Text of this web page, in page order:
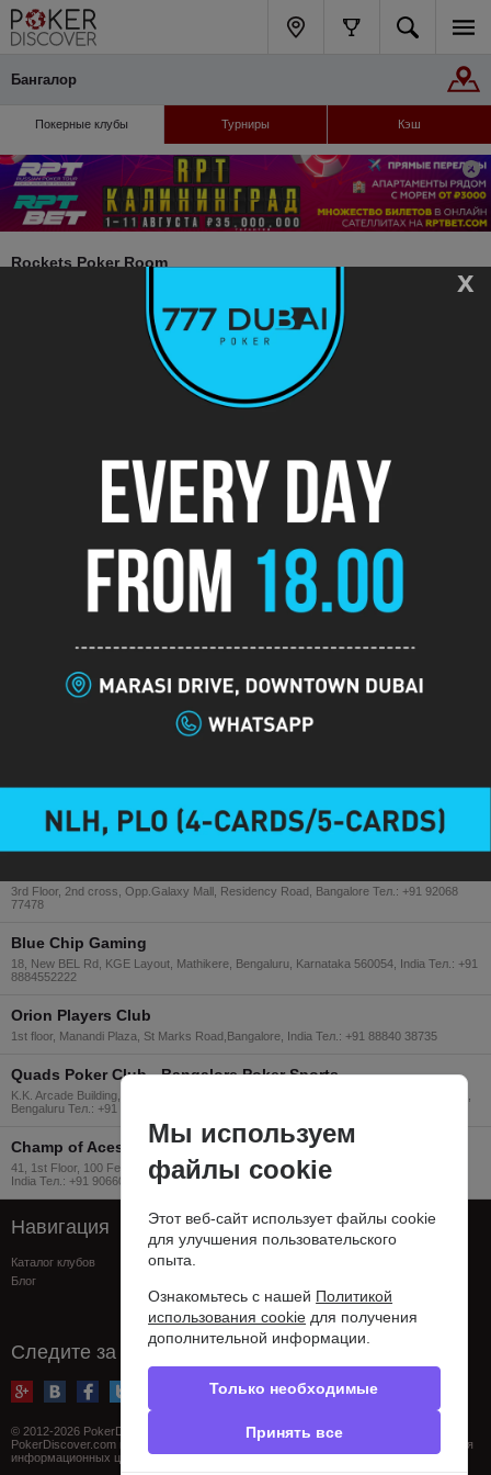
x
Бангалор
Покерные клубы Турниры Кэш
Rockets Poker Room
Kings & Queens Poker
981 1st A Cross, 80 Feet Main Road, opp. Andhra Bank, Koramangala 4 Block,,
Bangalore, Karnataka 560 Тел.: +91 95358 76516
Golden Aces Cards Room
73/1, Old Airport Road, Domlur, Opp Petrol Bunk, Bangalore, Karnataka 560071, India
Super Straddle Poker House
# 9 1st floor , 4th cross cmr road, H.R.B.R 2nd block, Bengaluru 560043 Тел.: + 91
99021 78186
1 отзыв
Gold Coast Poker Club Bangalore
#9 (old #11/1), 4th Main Rd, 1st cross , Bengaluru, Karnataka 560079, India Тел.: +91
9591789674
3rd Floor, 2nd cross, Opp.Galaxy Mall, Residency Road, Bangalore Тел.: +91 92068
77478
Blue Chip Gaming
18, New BEL Rd, KGE Layout, Mathikere, Bengaluru, Karnataka 560054, India Тел.: +91
8884552222
Orion Players Club
1st floor, Manandi Plaza, St Marks Road,Bangalore, India Тел.: +91 88840 38735
Quads Poker Club - Bangalore Poker Sports
K.K. Arcade Building, #571, 2nd Floor30th Main Rd,7th Block, 3rd Stage, Banashankari,
Bengaluru Тел.: +91 95909 84984
Champ of Aces Poker Club
41, 1st Floor, 100 Feet Road, Koramangala 4th Block, Bengaluru, Karnataka 560034,
India Тел.: +91 90660 79685
Навигация
Каталог клубов
Блог
Поддержка
Сообщить об ошибке
Privacy policy
Следите за нами
© 2012-2026 PokerDiscover.com. Все права защищены.
PokerDiscover.com не является организатором игр. Сайт предназначен только для
информационных целей. 18+
Мы используем
файлы cookie
Этот веб-сайт использует файлы cookie
для улучшения пользовательского
опыта.
Ознакомьтесь с нашей Политикой
использования cookie для получения
дополнительной информации.
Только необходимые
Принять все